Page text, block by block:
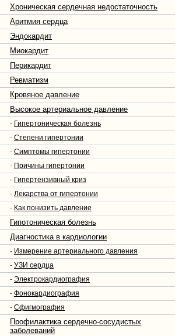
Хроническая сердечная недостаточность
Аритмия сердца
Эндокардит
Миокардит
Перикардит
Ревматизм
Кровяное давление
Высокое артериальное давление
- Гипертоническая болезнь
- Степени гипертонии
- Симптомы гипертонии
- Причины гипертонии
- Гипертензивный криз
- Лекарства от гипертонии
- Как понизить давление
Гипотоническая болезнь
Диагностика в кардиологии
- Измерение артериального давления
- УЗИ сердца
- Электрокардиография
- Фонокардиография
- Сфигмография
Профилактика сердечно-сосудистых
заболеваний